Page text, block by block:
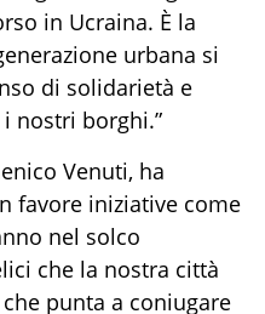
in Ucraina. È la
urbana si
di solidarietà e
i nostri borghi.”
Venuti, ha
favore iniziative come
nel solco
che la nostra città
punta a coniugare